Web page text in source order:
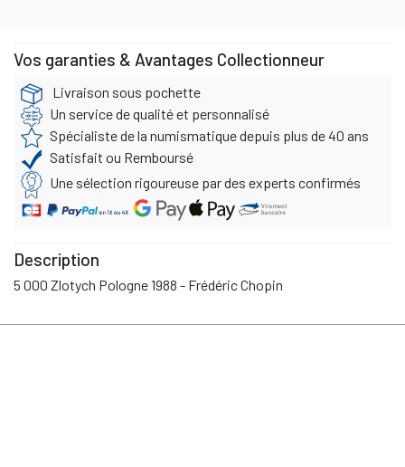
Vos garanties & Avantages Collectionneur
Livraison sous pochette
Un service de qualité et personnalisé
Spécialiste de la numismatique depuis plus de 40 ans
Satisfait ou Remboursé
Une sélection rigoureuse par des experts confirmés
Description
5 000 Zlotych Pologne 1988 - Frédéric Chopin